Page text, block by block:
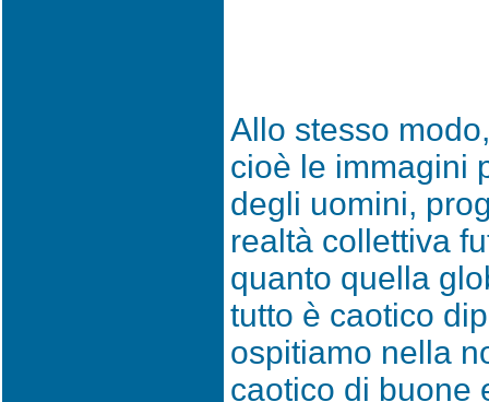
Allo stesso
cioè le immagini
degli uomini,
realtà collettiva
quanto quella
tutto è caotico
ospitiamo nella
caotico di buone